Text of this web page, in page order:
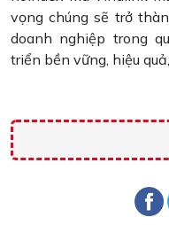
vọng chúng sẽ trở
doanh nghiệp trong
triển bền vững, hiệu